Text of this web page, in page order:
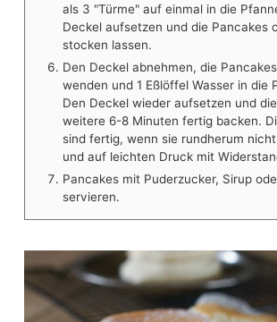
als 3 "Türme" auf einmal in die
Deckel aufsetzen und die Pancakes
stocken lassen.
Den Deckel abnehmen, die
wenden und 1 Eßlöffel Wasser in die
Den Deckel wieder aufsetzen und
weitere 6-8 Minuten fertig backen.
sind fertig, wenn sie rundherum
und auf leichten Druck mit
Pancakes mit Puderzucker, Sirup
servieren.